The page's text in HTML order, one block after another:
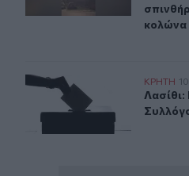
κολώνα
Λασίθι: Η νέα Διοίκηση
ΚΡΗΤΗ
Λασίθι: